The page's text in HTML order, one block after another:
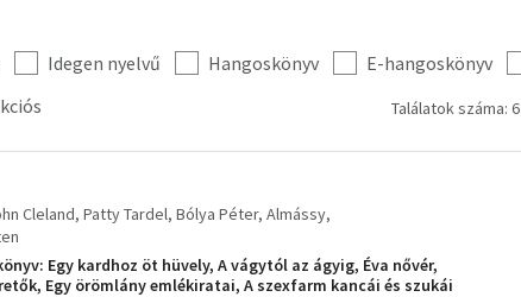
Idegen nyelvű Hangoskönyv E-hangoskönyv
Találatok száma: 6
Cleland Patty Tardel Bólya Péter Almássy
Egy kardhoz öt hüvely, A vágytól az ágyig, Éva nővér,
Egy örömlány emlékiratai, A szexfarm kancái és szukái